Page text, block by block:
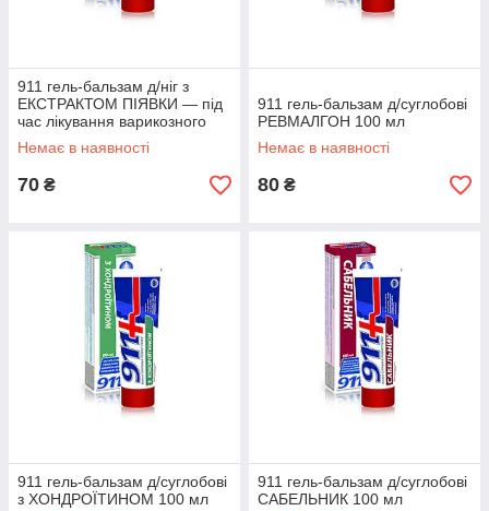
911 гель-бальзам д/ніг з
ЕКСТРАКТОМ ПІЯВКИ — під
час лікування варикозного
розширення вен, 100 мл
Немає в наявності
70 ₴
911 гель-бальзам д/суглобові
РЕВМАЛГОН 100 мл
Немає в наявності
80 ₴
911 гель-бальзам д/суглобові
з ХОНДРОЇТИНОМ 100 мл
911 гель-бальзам д/суглобові
САБЕЛЬНИК 100 мл